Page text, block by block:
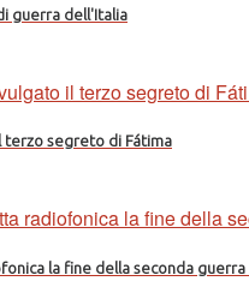
guerra dell'Italia
terzo segreto di Fátima
la fine della seconda